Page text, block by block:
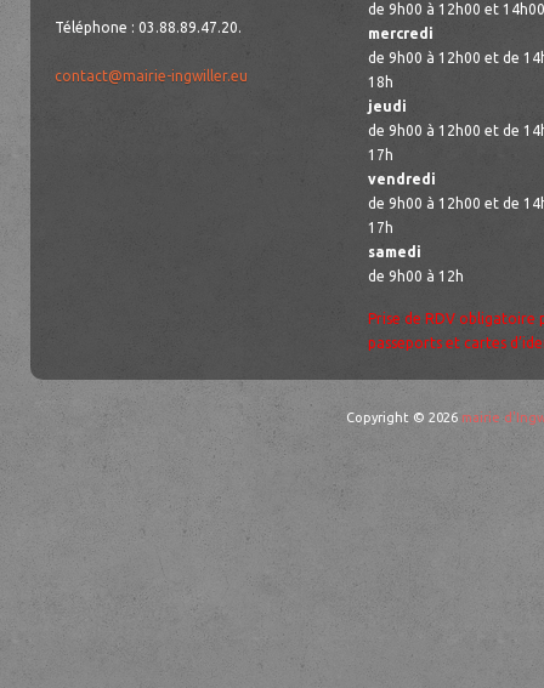
Téléphone : 03.88.89.47.20.
contact@mairie-ingwiller.eu
de 9h00 à 12h00 et
mercredi
de 9h00 à 12h00 et de
18h
jeudi
de 9h00 à 12h00 et de
17h
vendredi
de 9h00 à 12h00 et de
17h
samedi
de 9h00 à 12h
Prise de RDV obligatoire
passeports et cartes
Copyright © 2026 mairie